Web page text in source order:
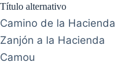
Título alternativo
Camino de la Hacienda
Zanjón a la Hacienda
Camou